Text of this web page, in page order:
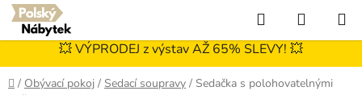
Přejít
na
obsah
Hledat
KOŠÍK
💥 VÝPRODEJ z výstav AŽ 65% SLEVY! 💥
Domů
/ Obývací pokoj / Sedací soupravy / Sedačka s polohovatelnými